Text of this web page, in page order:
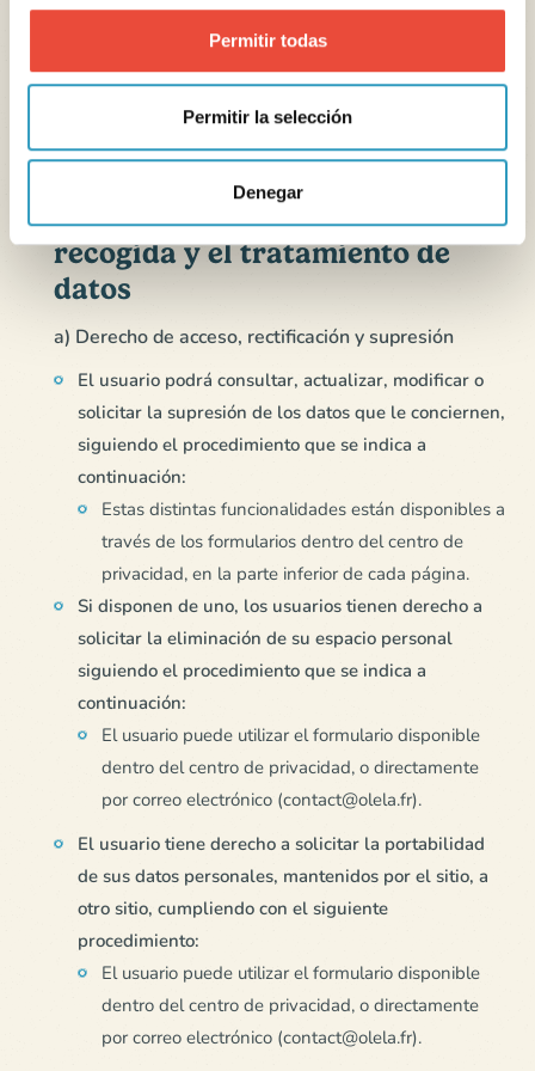
Permitir todas
Permitir la selección
Denegar
dirección de correo electrónico y, en su caso,
número de cuenta o de área personal o de abonado.
El responsable del tratamiento está obligado a
responder al usuario en un plazo máximo de 30
(treinta) días.
A. Presentación de los derechos
del usuario en relación con la
recogida y el tratamiento de
datos
a) Derecho de acceso, rectificación y supresión
El usuario podrá consultar, actualizar, modificar o
solicitar la supresión de los datos que le conciernen,
siguiendo el procedimiento que se indica a
continuación:
Estas distintas funcionalidades están disponibles a
través de los formularios dentro del centro de
privacidad, en la parte inferior de cada página.
Si disponen de uno, los usuarios tienen derecho a
solicitar la eliminación de su espacio personal
siguiendo el procedimiento que se indica a
continuación:
El usuario puede utilizar el formulario disponible
dentro del centro de privacidad, o directamente
por correo electrónico (contact@olela.fr).
El usuario tiene derecho a solicitar la portabilidad
de sus datos personales, mantenidos por el sitio, a
otro sitio, cumpliendo con el siguiente
procedimiento:
El usuario puede utilizar el formulario disponible
dentro del centro de privacidad, o directamente
por correo electrónico (contact@olela.fr).